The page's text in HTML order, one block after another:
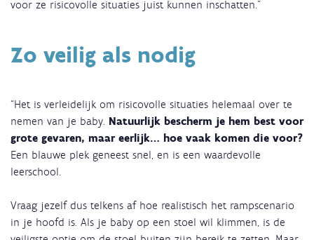
voor ze risicovolle situaties juist kunnen inschatten."
Zo veilig als nodig
“Het is verleidelijk om risicovolle situaties helemaal over te
nemen van je baby. Natuurlijk bescherm je hem best voor
grote gevaren, maar eerlijk… hoe vaak komen die voor?
Een blauwe plek geneest snel, en is een waardevolle
leerschool.
Vraag jezelf dus telkens af hoe realistisch het rampscenario
in je hoofd is. Als je baby op een stoel wil klimmen, is de